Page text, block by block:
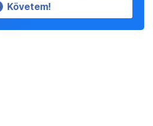
Követem!